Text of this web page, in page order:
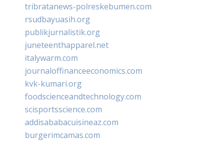
tribratanews-polreskebumen.com
rsudbayuasih.org
publikjurnalistik.org
juneteenthapparel.net
italywarm.com
journaloffinanceeconomics.com
kvk-kumari.org
foodscienceandtechnology.com
scisportsscience.com
addisababacuisineaz.com
burgerimcamas.com